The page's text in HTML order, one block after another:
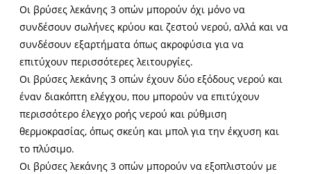
Οι βρύσες λεκάνης 3 οπών μπορούν όχι μόνο να
συνδέσουν σωλήνες κρύου και ζεστού νερού, αλλά και να
συνδέσουν εξαρτήματα όπως ακροφύσια για να
επιτύχουν περισσότερες λειτουργίες.
Οι βρύσες λεκάνης 3 οπών έχουν δύο εξόδους νερού και
έναν διακόπτη ελέγχου, που μπορούν να επιτύχουν
περισσότερο έλεγχο ροής νερού και ρύθμιση
θερμοκρασίας, όπως σκεύη και μπολ για την έκχυση και
το πλύσιμο.
Οι βρύσες λεκάνης 3 οπών μπορούν να εξοπλιστούν με